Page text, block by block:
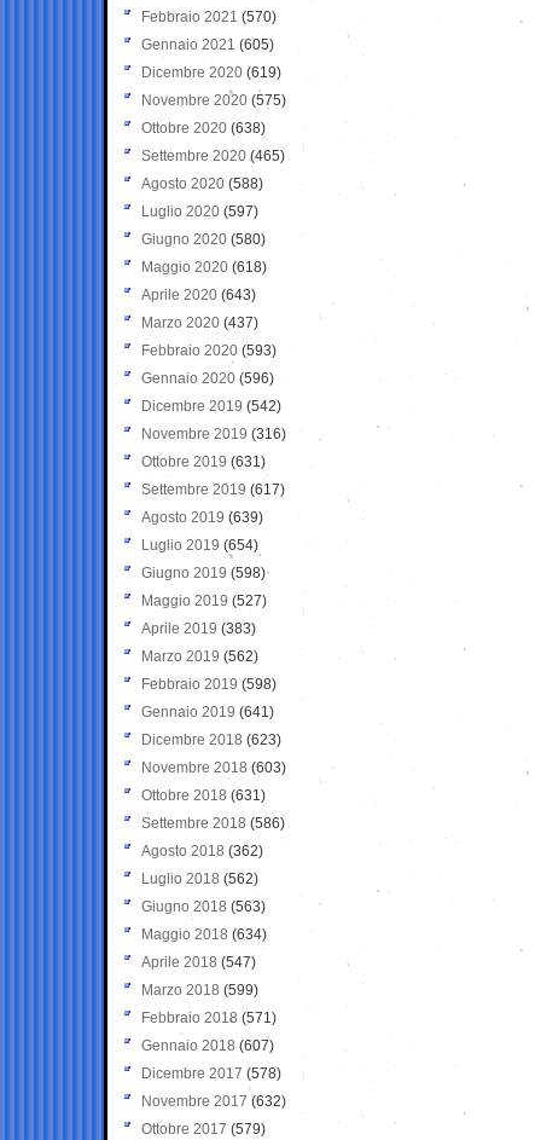
Febbraio 2021 (570)
Gennaio 2021 (605)
Dicembre 2020 (619)
Novembre 2020 (575)
Ottobre 2020 (638)
Settembre 2020(465)
Agosto 2020 (588)
Luglio 2020 (597)
Giugno 2020 (580)
Maggio 2020 (618)
Aprile 2020 (643)
Marzo 2020 (437)
Febbraio 2020 (593)
Gennaio 2020 (596)
Dicembre 2019 (542)
Novembre 2019 (316)
Ottobre 2019 (631)
Settembre 2019 (617)
Agosto 2019 (639)
Luglio 2019 (654)
Giugno 2019 (598)
Maggio 2019 (527)
Aprile 2019 (383)
Marzo 2019 (562)
Febbraio 2019 (598)
Gennaio 2019 (641)
Dicembre 2018 (623)
Novembre 2018 (603)
Ottobre 2018 (631)
Settembre 2018 (586)
Agosto 2018 (362)
Luglio 2018 (562)
Giugno 2018 (563)
Maggio 2018 (634)
Aprile 2018 (547)
Marzo 2018 (599)
Febbraio 2018 (571)
Gennaio 2018 (607)
Dicembre 2017 (578)
Novembre 2017 (632)
Ottobre 2017 (579)